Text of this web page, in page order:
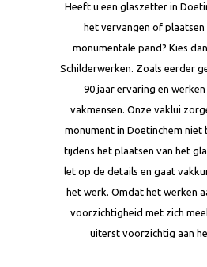
Heeft u een glaszetter in
het vervangen of plaatsen
monumentale pand? Kies
Schilderwerken. Zoals eerder
90 jaar ervaring en
vakmensen. Onze vaklui
monument in Doetinchem
tijdens het plaatsen van het
let op de details en gaat
het werk. Omdat het werken
voorzichtigheid met zich
uiterst voorzichtig aan